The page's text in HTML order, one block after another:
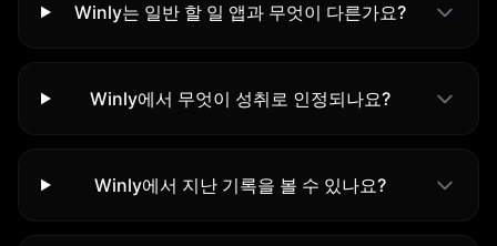
Winly는 일반 할 일 앱과 무엇이 다른가요?
Winly에서 무엇이 성취로 인정되나요?
Winly에서 지난 기록을 볼 수 있나요?